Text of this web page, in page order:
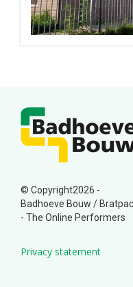
© Copyright2026 -
Badhoeve Bouw /
- The Online Performers
Privacy statement